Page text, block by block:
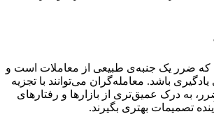
که ضرر یک جنبه‌ی طبیعی از معاملات است و
باشد. معامله‌گران می‌توانند با تجزیه
به درک عمیق‌تری از بازارها و رفتارهای
تصمیمات بهتری بگیرند.